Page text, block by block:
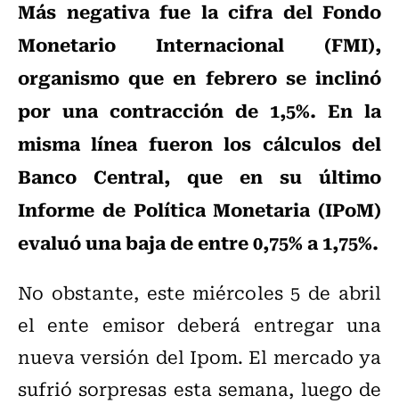
Más negativa fue la cifra del Fondo
Monetario Internacional (FMI),
organismo que en febrero se inclinó
por una contracción de 1,5%. En la
misma línea fueron los cálculos del
Banco Central, que en su último
Informe de Política Monetaria (IPoM)
evaluó una baja de entre 0,75% a 1,75%.
No obstante, este miércoles 5 de abril
el ente emisor deberá entregar una
nueva versión del Ipom. El mercado ya
sufrió sorpresas esta semana, luego de